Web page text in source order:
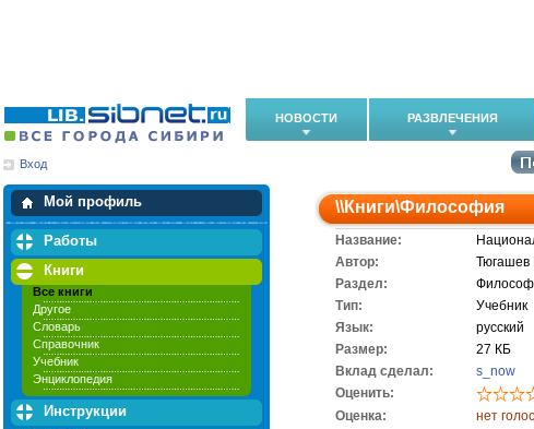
НОВОСТИ РАЗВЛЕЧЕНИЯ
Вход
Мой профиль
Мои закладки
Работы
Книги
Все книги
Другое
Словарь
Справочник
Учебник
Энциклопедия
Инструкции
\\Книги\Философия
Название:
Автор:
Тюгашев
Раздел:
Тип:
Учебник
Язык:
русский
Размер:
27 КБ
Вклад сделал:
s_now
Оценить:
Оценка:
нет